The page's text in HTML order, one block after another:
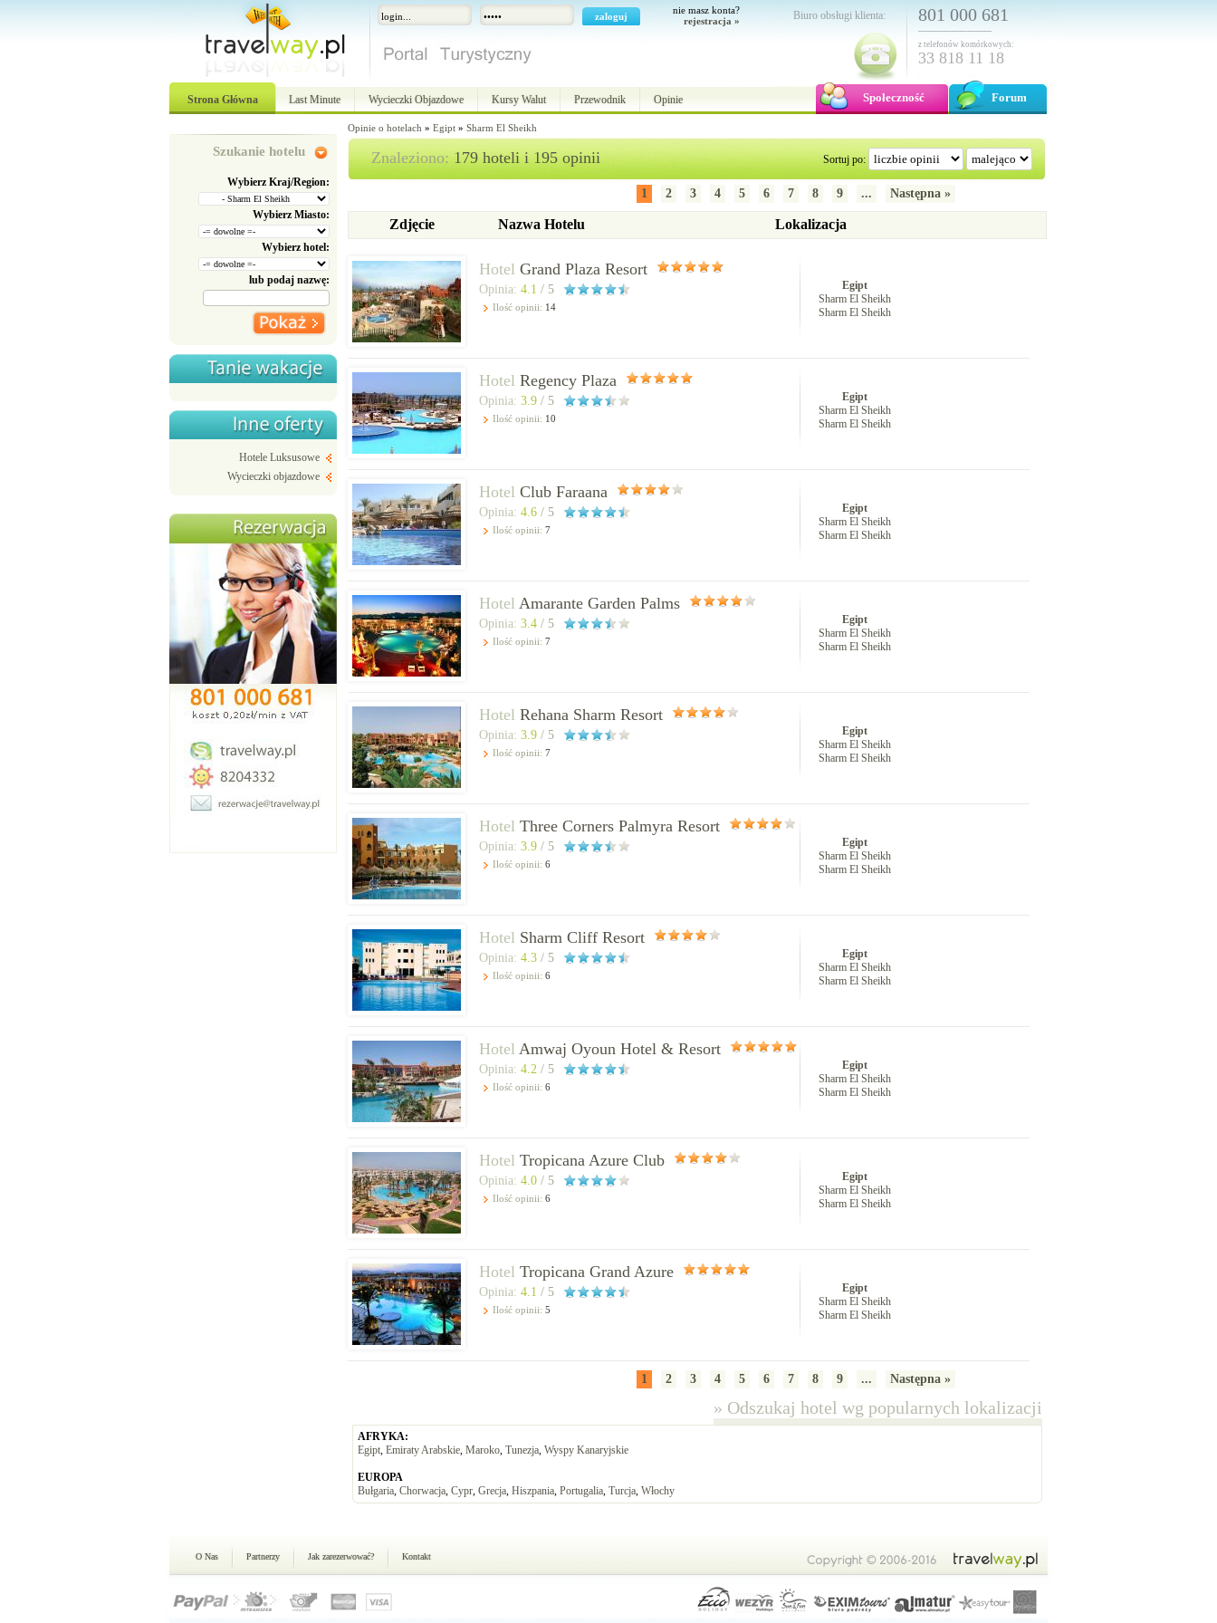
nie masz konta?
rejestracja »
Biuro obsługi klienta: 801 000 681
---------------------------
z telefonów komórkowych:
33 818 11 18
Strona Główna Last Minute Wycieczki Objazdowe Kursy Walut Przewodnik Opinie Forum
Społeczność
Szukanie hotelu
Wybierz Kraj/Region:
Wybierz Miasto:
Wybierz hotel:
lub podaj nazwę:
Hotele Luksusowe
Wycieczki objazdowe
Opinie o hotelach » Egipt » Sharm El Sheikh
Znaleziono:179 hoteli i 195 opinii Sortuj po:
1 2 3 4 5 6 7 8 9 ... Następna »
Zdjęcie Nazwa Hotelu Lokalizacja
Hotel Grand Plaza Resort
Opinia: 4.1 / 5
Ilość opinii: 14
Egipt
Sharm El Sheikh
Sharm El Sheikh
Hotel Regency Plaza
Opinia: 3.9 / 5
Ilość opinii: 10
Egipt
Sharm El Sheikh
Sharm El Sheikh
Hotel Club Faraana
Opinia: 4.6 / 5
Ilość opinii: 7
Egipt
Sharm El Sheikh
Sharm El Sheikh
Hotel Amarante Garden Palms
Opinia: 3.4 / 5
Ilość opinii: 7
Egipt
Sharm El Sheikh
Sharm El Sheikh
Hotel Rehana Sharm Resort
Opinia: 3.9 / 5
Ilość opinii: 7
Egipt
Sharm El Sheikh
Sharm El Sheikh
Hotel Three Corners Palmyra Resort
Opinia: 3.9 / 5
Ilość opinii: 6
Egipt
Sharm El Sheikh
Sharm El Sheikh
Hotel Sharm Cliff Resort
Opinia: 4.3 / 5
Ilość opinii: 6
Egipt
Sharm El Sheikh
Sharm El Sheikh
Hotel Amwaj Oyoun Hotel & Resort
Opinia: 4.2 / 5
Ilość opinii: 6
Egipt
Sharm El Sheikh
Sharm El Sheikh
Hotel Tropicana Azure Club
Opinia: 4.0 / 5
Ilość opinii: 6
Egipt
Sharm El Sheikh
Sharm El Sheikh
Hotel Tropicana Grand Azure
Opinia: 4.1 / 5
Ilość opinii: 5
Egipt
Sharm El Sheikh
Sharm El Sheikh
1 2 3 4 5 6 7 8 9 ... Następna »
» Odszukaj hotel wg popularnych lokalizacji
AFRYKA:
Egipt, Emiraty Arabskie, Maroko, Tunezja, Wyspy Kanaryjskie
EUROPA
Bułgaria, Chorwacja, Cypr, Grecja, Hiszpania, Portugalia, Turcja, Włochy
O Nas Partnerzy Jak zarezerwować? Kontakt